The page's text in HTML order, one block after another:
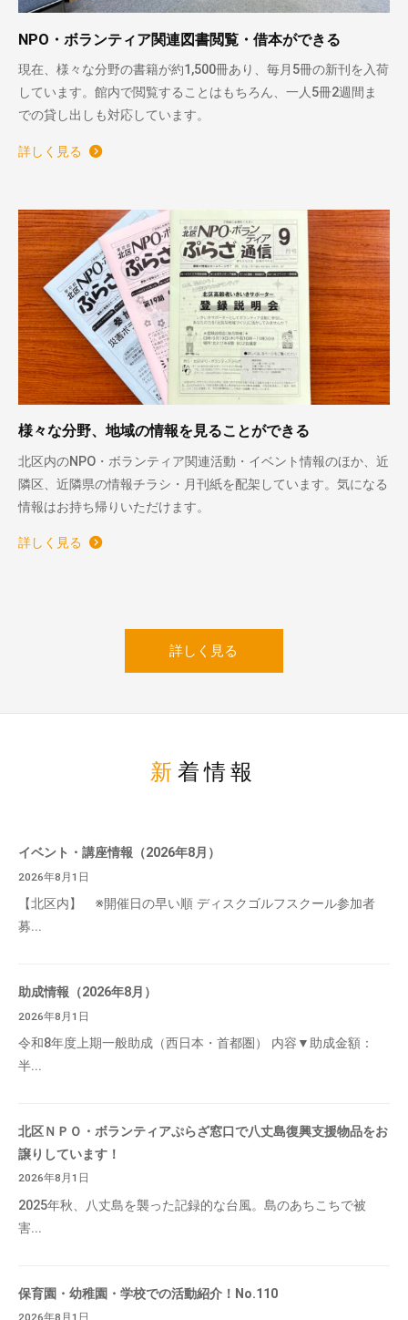
NPO・ボランティア関連図書閲覧・借本ができる
現在、様々な分野の書籍が約1,500冊あり、毎月5冊の新刊を入荷
しています。館内で閲覧することはもちろん、一人5冊2週間ま
での貸し出しも対応しています。
詳しく見る
様々な分野、地域の情報を見ることができる
北区内のNPO・ボランティア関連活動・イベント情報のほか、近
隣区、近隣県の情報チラシ・月刊紙を配架しています。気になる
情報はお持ち帰りいただけます。
詳しく見る
詳しく見る
新着情報
イベント・講座情報（2026年8月）
2026年8月1日
【北区内】 ※開催日の早い順 ディスクゴルフスクール参加者
募...
助成情報（2026年8月）
2026年8月1日
令和8年度上期一般助成（西日本・首都圏） 内容▼助成金額：
半...
北区ＮＰＯ・ボランティアぷらざ窓口で八丈島復興支援物品をお
譲りしています！
2026年8月1日
2025年秋、八丈島を襲った記録的な台風。島のあちこちで被
害...
保育園・幼稚園・学校での活動紹介！No.110